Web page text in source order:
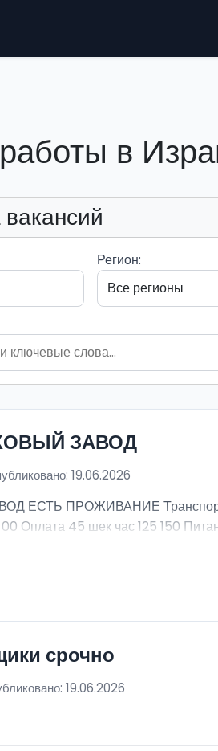
в
Регион:
ЗАВОД
19.06.2026
ПРОЖИВАНИЕ Транспорт:
Оплата 45 шек час 125 150
срочно
19.06.2026